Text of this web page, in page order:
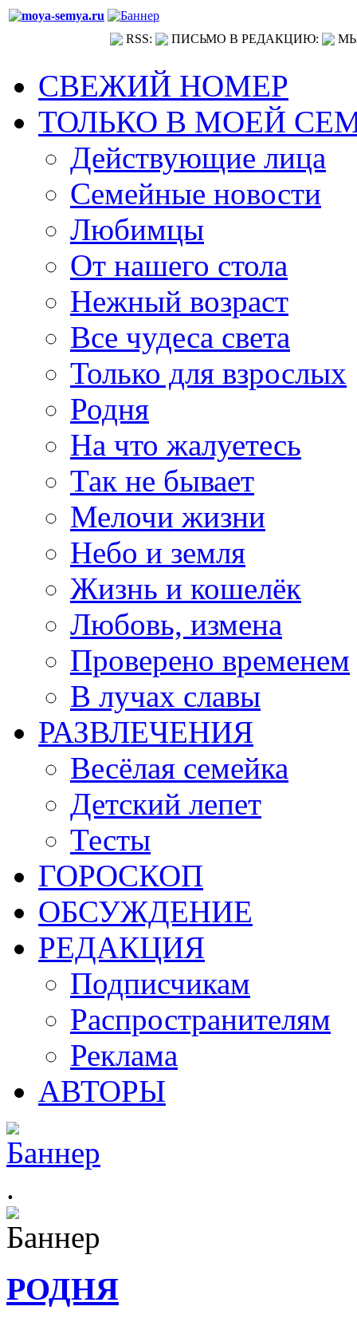
RSS: ПИСЬМО В РЕДАКЦИЮ:
СВЕЖИЙ НОМЕР
ТОЛЬКО В МОЕЙ
Действующие лица
Семейные новости
Любимцы
От нашего стола
Нежный возраст
Все чудеса света
Только для взрослых
Родня
На что жалуетесь
Так не бывает
Мелочи жизни
Небо и земля
Жизнь и кошелёк
Любовь, измена
Проверено временем
В лучах славы
РАЗВЛЕЧЕНИЯ
Весёлая семейка
Детский лепет
Тесты
ГОРОСКОП
ОБСУЖДЕНИЕ
РЕДАКЦИЯ
Подписчикам
Распространителям
Реклама
АВТОРЫ
.
РОДНЯ